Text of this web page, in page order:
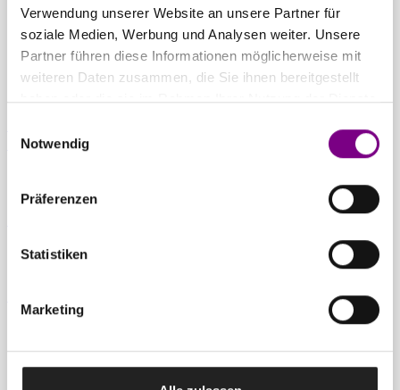
Verwendung unserer Website an unsere Partner für
soziale Medien, Werbung und Analysen weiter. Unsere
Partner führen diese Informationen möglicherweise mit
weiteren Daten zusammen, die Sie ihnen bereitgestellt
haben oder die sie im Rahmen Ihrer Nutzung der Dienste
Notwendig
Präferenzen
Statistiken
Marketing
Caparol Farbenshops und Farbencenter in
deiner Nähe
Alle wichtigen Unterlagen an einem Ort